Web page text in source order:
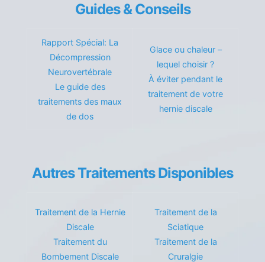
Guides & Conseils
Rapport Spécial: La
Décompression
Neurovertébrale
Le guide des
traitements des maux
de dos
Glace ou chaleur –
lequel choisir ?
À éviter pendant le
traitement de votre
hernie discale
Autres Traitements Disponibles
Traitement de la Hernie
Discale
Traitement du
Bombement Discale
Traitement de la
Sciatique
Traitement de la
Cruralgie